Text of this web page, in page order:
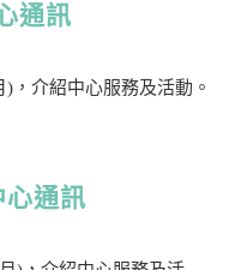
通訊
，介紹中心服務及活動。
心通訊